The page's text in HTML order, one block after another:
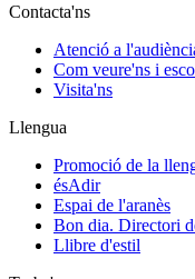
Contacta'ns
Atenció a
Com veure'ns i
Visita'ns
Llengua
Promoció de la
ésAdir
Espai de l'aranès
Bon dia. Directori
Llibre d'estil